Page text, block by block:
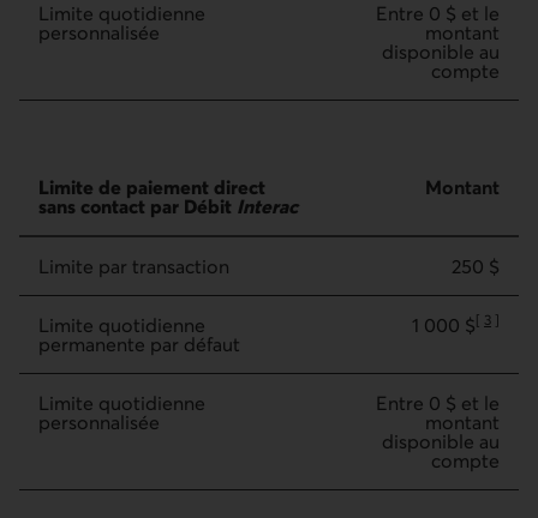
Limite quotidienne
personnalisée
Entre 0 $ et le
montant
disponible au
compte
Limite de paiement direct
sans contact par Débit Interac
Montant
Limite par transaction 250 $
Limite quotidienne
permanente par défaut
1 000 $[ 3 ]
Aller à
Limite quotidienne
personnalisée
Entre 0 $ et le
montant
disponible au
compte